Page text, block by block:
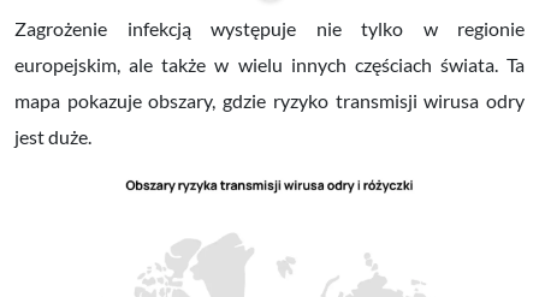
Zagrożenie infekcją występuje nie tylko w regionie
europejskim, ale także w wielu innych częściach świata. Ta
mapa pokazuje obszary, gdzie ryzyko transmisji wirusa odry
jest duże.